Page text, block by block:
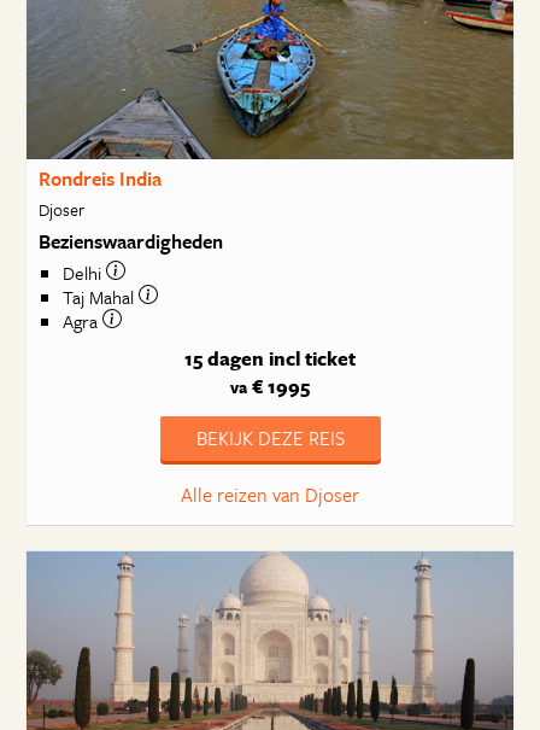
Rondreis India
Djoser
Bezienswaardigheden
Delhi
Taj Mahal
Agra
15 dagen incl ticket
va € 1995
BEKIJK DEZE REIS
Alle reizen van Djoser